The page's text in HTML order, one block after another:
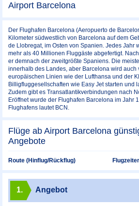
Airport Barcelona
Der Flughafen Barcelona (Aeropuerto de
Kilometer südwestlich von Barcelona auf dem
de Llobregat, im Osten von Spanien. Jedes Jahr
mehr als 40 Millionen Fluggäste abgefertigt.
er demnach der zweitgrößte Spaniens. Die
innerhalb des Landes, aber Barcelona wird auch
europäischen Linien wie der Lufthansa und der
Billigfluggesellschaften wie Easy Jet starten und
Zudem gibt es Transatlantikverbindungen nach
Eröffnet wurde der Flughafen Barcelona im Jahr
Flughafens lautet BCN.
Flüge ab Airport Barcelona
Angebote
Route (Hinflug/Rückflug)
1. Angebot